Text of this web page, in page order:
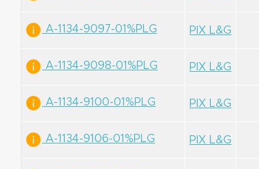
A-1134-9097-01%PLG PIX L&G
A-1134-9098-01%PLG PIX L&G
A-1134-9100-01%PLG PIX L&G
A-1134-9106-01%PLG PIX L&G